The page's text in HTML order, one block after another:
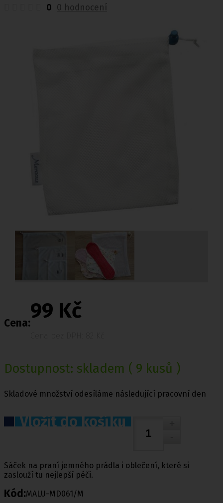
0 0 hodnocení
Cena:
99 Kč
Dostupnost: skladem ( 9 kusů )
Skladové množství odesíláme následující pracovní den
Vložit do košíku
Sáček na praní jemného prádla i oblečení, které si
zaslouží tu nejlepší péči.
Kód:MALU-MD061/M